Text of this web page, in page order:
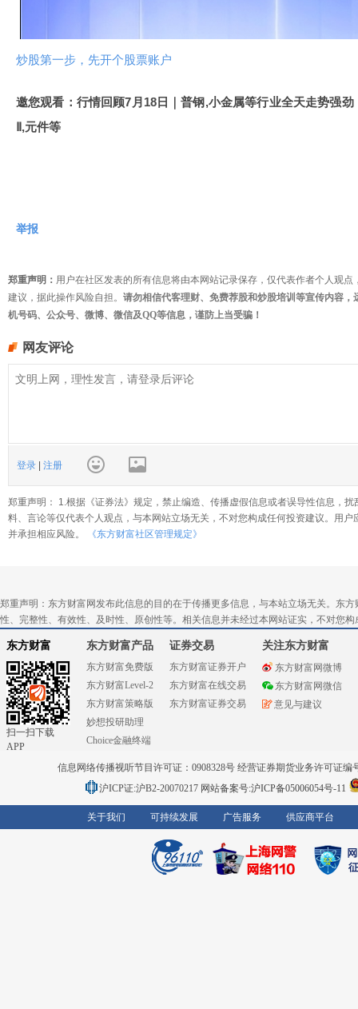
炒股第一步，先开个股票账户
邀您观看：行情回顾7月18日｜普钢,小金属等行业全天走势强
Ⅱ,元件等
举报
郑重声明： 用户在社区发表的所有信息将由本网站记录保存，仅代表作者个人观
建议，据此操作风险自担。 请勿相信代客理财、免费荐股和炒股培训等宣传内容
机号码、公众号、微博、微信及QQ等信息，谨防上当受骗！
网友评论
登录 注册
郑重声明： 1.根据《证券法》规定，禁止编造、传播虚假信息或者误导性信息，
料、言论等仅代表个人观点，与本网站立场无关，不对您构成任何投资建议。用
并承担相应风险。
《东方财富社区管理规定》
郑重声明：东方财富网发布此信息的目的在于传播更多信息，与本站立场无关。东
性、完整性、有效性、及时性、原创性等。相关信息并未经过本网站证实，不对您
东方财富
扫一扫下载
APP
东方财富产品
东方财富免费版
东方财富Level-2
东方财富策略版
妙想投研助理
Choice金融终端
证券交易
东方财富证券开户
东方财富在线交易
东方财富证券交易
关注东方财富
东方财富网微博
东方财富网微信
意见与建议
信息网络传播视听节目许可证：0908328号 经营证券期货业务许可证编
沪ICP证:沪B2-20070217 网站备案号:沪ICP备05006054号-11
关于我们 可持续发展 广告服务 供应商平台